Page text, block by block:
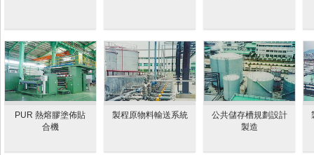
PUR 熱熔膠塗佈貼
合機
製程原物料輸送系統
公共儲存槽規劃設計
製造